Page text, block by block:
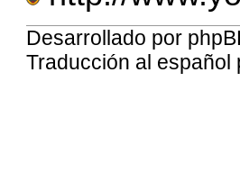
Desarrollado por
Traducción al español